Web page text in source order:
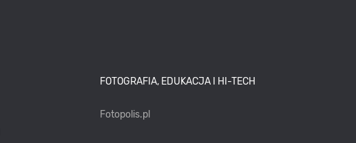
FOTOGRAFIA, EDUKACJA I HI-TECH
Fotopolis.pl